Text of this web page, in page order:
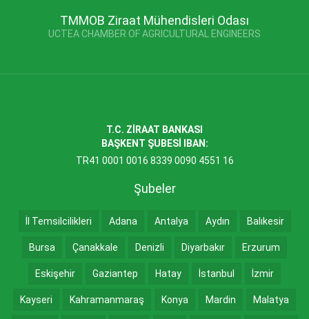
TMMOB Ziraat Mühendisleri Odası
UCTEA CHAMBER OF AGRICULTURAL ENGINEERS
T.C. ZİRAAT BANKASI
BAŞKENT ŞUBESİ IBAN:
TR41 0001 0016 8339 0090 4551 16
Şubeler
İl Temsilcilikleri Adana Antalya Aydın Balıkesir
Bursa Çanakkale Denizli Diyarbakır Erzurum
Eskişehir Gaziantep Hatay İstanbul İzmir
Kayseri Kahramanmaraş Konya Mardin Malatya